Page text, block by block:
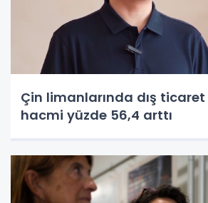
Çin limanlarında dış ticaret
hacmi yüzde 56,4 arttı